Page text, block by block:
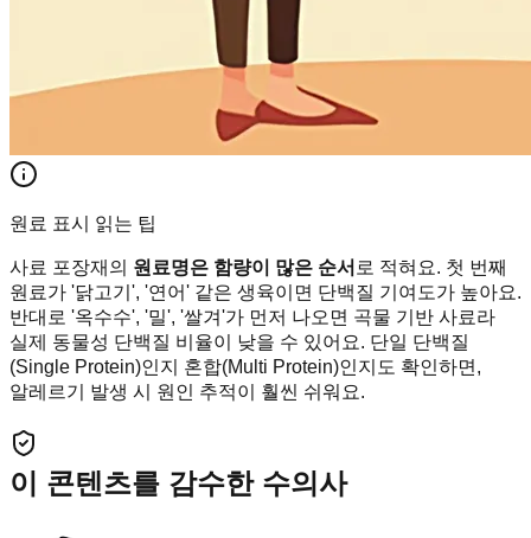
원료 표시 읽는 팁
사료 포장재의 원료명은 함량이 많은 순서 로 적혀요. 첫 번째
원료가 '닭고기', '연어' 같은 생육이면 단백질 기여도가 높아요.
반대로 '옥수수', '밀', '쌀겨'가 먼저 나오면 곡물 기반 사료라
실제 동물성 단백질 비율이 낮을 수 있어요. 단일 단백질
(Single Protein)인지 혼합(Multi Protein)인지도 확인하면,
알레르기 발생 시 원인 추적이 훨씬 쉬워요.
이 콘텐츠를 감수한 수의사